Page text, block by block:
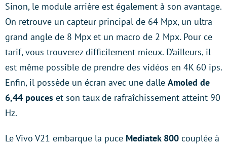
Sinon, le module arrière est également à son avantage.
On retrouve un capteur principal de 64 Mpx, un ultra
grand angle de 8 Mpx et un macro de 2 Mpx. Pour ce
tarif, vous trouverez difficilement mieux. D’ailleurs, il
est même possible de prendre des vidéos en 4K 60 ips.
Enfin, il possède un écran avec une dalle Amoled de
6,44 pouces et son taux de rafraîchissement atteint 90
Hz.
Le Vivo V21 embarque la puce Mediatek 800 couplée à